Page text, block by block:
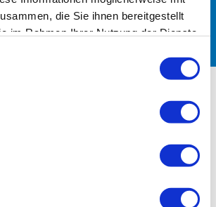
die Sie ihnen bereitgestellt
im Rahmen Ihrer Nutzung der Dienste
Notice Privacy Policy